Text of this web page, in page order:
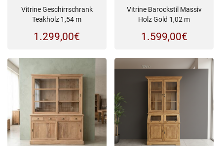
Vitrine Geschirrschrank
Teakholz 1,54 m
1.299,00€
Vitrine Barockstil Massiv
Holz Gold 1,02 m
1.599,00€